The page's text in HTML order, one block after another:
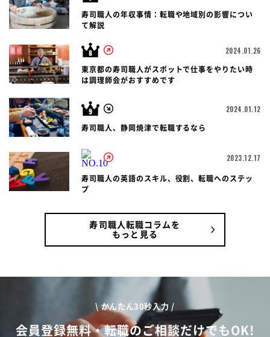
寿司職人の年収事情：転職や地域別の影響につい
て解説
2024.01.26
東京都の寿司職人がスポットで仕事をやりたい時
は調理師会がおすすめです
2024.01.12
寿司職人、静岡焼津で転職するなら
2023.12.17
寿司職人の英語のスキル、役割、転職へのステッ
プ
寿司職人転職コラムを
もっと見る
\ かんたん30秒入力 /
会員登録無料・転職のご相談だけでもOK!